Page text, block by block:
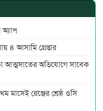
অ্যাপ
৪ আসামি গ্রেপ্তার
আত্মসাতের অভিযোগে সাবেক
মাসেই রেঞ্জের শ্রেষ্ঠ ওসি